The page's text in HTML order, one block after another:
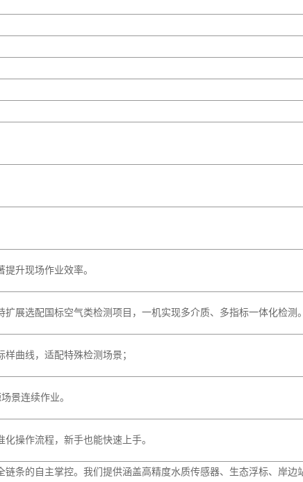
升现场作业效率。
展选配国标空气类检测项目，一机实现多介质、多指标一体化检测。
曲线，适配特殊检测场景；
景连续作业。
化操作流程，新手也能快速上手。